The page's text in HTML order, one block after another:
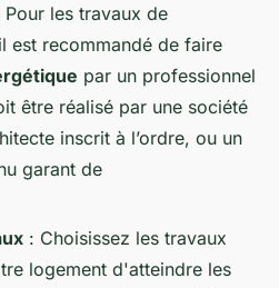
Pour les travaux de
est recommandé de faire
par un professionnel
être réalisé par une société
inscrit à l’ordre, ou un
garant de
: Choisissez les travaux
logement d'atteindre les